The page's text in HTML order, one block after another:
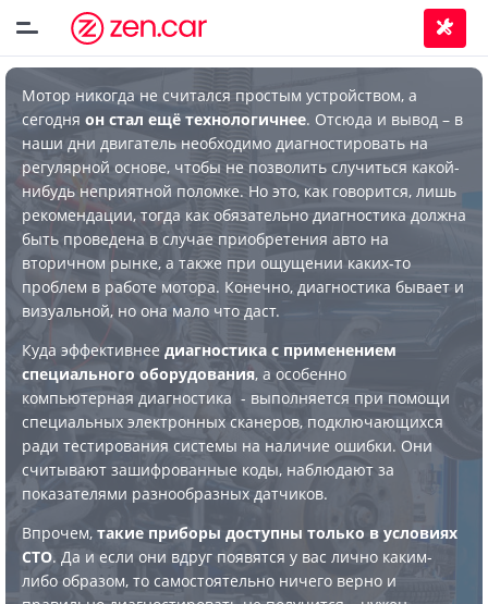
Мотор никогда не считался простым устройством, а
сегодня он стал ещё технологичнее. Отсюда и вывод – в
наши дни двигатель необходимо диагностировать на
регулярной основе, чтобы не позволить случиться какой-
нибудь неприятной поломке. Но это, как говорится, лишь
рекомендации, тогда как обязательно диагностика должна
быть проведена в случае приобретения авто на
вторичном рынке, а также при ощущении каких-то
проблем в работе мотора. Конечно, диагностика бывает и
визуальной, но она мало что даст.
Куда эффективнее диагностика с применением
специального оборудования, а особенно
компьютерная диагностика - выполняется при помощи
специальных электронных сканеров, подключающихся
ради тестирования системы на наличие ошибки. Они
считывают зашифрованные коды, наблюдают за
показателями разнообразных датчиков.
Впрочем, такие приборы доступны только в условиях
СТО. Да и если они вдруг появятся у вас лично каким-
либо образом, то самостоятельно ничего верно и